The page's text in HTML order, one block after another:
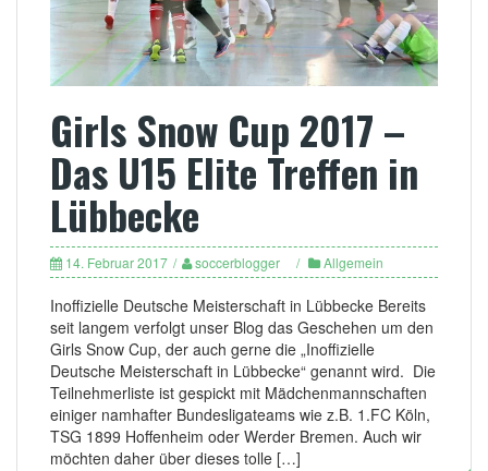
Girls Snow Cup 2017 –
Das U15 Elite Treffen in
Lübbecke
14. Februar 2017 soccerblogger Allgemein
Inoffizielle Deutsche Meisterschaft in Lübbecke Bereits
seit langem verfolgt unser Blog das Geschehen um den
Girls Snow Cup, der auch gerne die „Inoffizielle
Deutsche Meisterschaft in Lübbecke“ genannt wird. Die
Teilnehmerliste ist gespickt mit Mädchenmannschaften
einiger namhafter Bundesligateams wie z.B. 1.FC Köln,
TSG 1899 Hoffenheim oder Werder Bremen. Auch wir
möchten daher über dieses tolle […]